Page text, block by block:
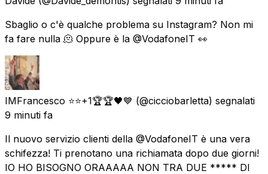
Sbaglio o c'è qualche problema su Instagram? Non mi
fa fare nulla 🫠 Oppure è la @VodafoneIT 👀
IMFrancesco ⭐⭐+1🏆🏆🖤💙 (@cicciobarletta) segnalati
9 minuti fa
Il nuovo servizio clienti della @VodafoneIT è una vera
schifezza! Ti prenotano una richiamata dopo due giorni!
IO HO BISOGNO ORAAAAA NON TRA DUE ***** DI